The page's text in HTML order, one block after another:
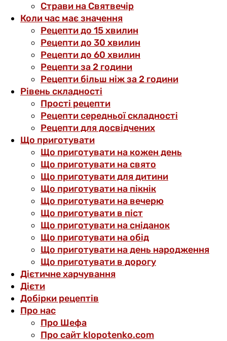
Страви на Святвечір
Коли час має значення
Рецепти до 15 хвилин
Рецепти до 30 хвилин
Рецепти до 60 хвилин
Рецепти за 2 години
Рецепти більш ніж за 2 години
Рівень складності
Прості рецепти
Рецепти середньої складності
Рецепти для досвідчених
Що приготувати
Що приготувати на кожен день
Що приготувати на свято
Що приготувати для дитини
Що приготувати на пікнік
Що приготувати на вечерю
Що приготувати в піст
Що приготувати на сніданок
Що приготувати на обід
Що приготувати на день народження
Що приготувати в дорогу
Дієтичне харчування
Дієти
Добірки рецептів
Про нас
Про Шефа
Про сайт klopotenko.com